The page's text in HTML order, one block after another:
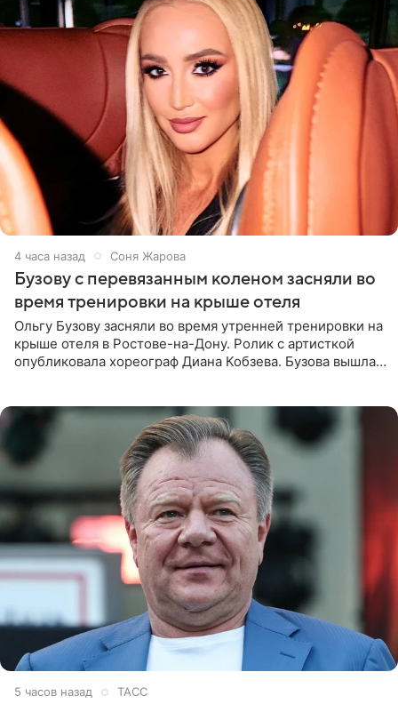
4 часа назад Соня Жарова
Бузову с перевязанным коленом засняли во
время тренировки на крыше отеля
Ольгу Бузову засняли во время утренней тренировки на
крыше отеля в Ростове-на-Дону. Ролик с артисткой
опубликовала хореограф Диана Кобзева. Бузова вышла
5 часов назад ТАСС